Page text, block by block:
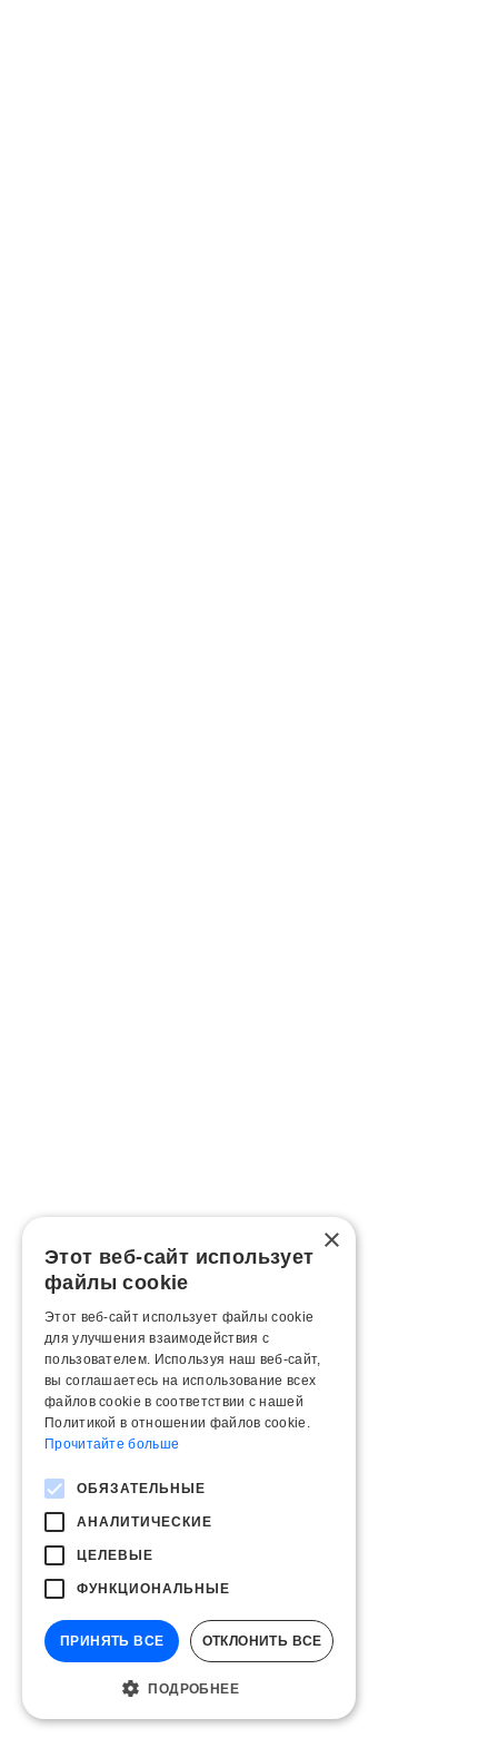
×
Этот веб-сайт использует
файлы cookie
Этот веб-сайт использует файлы cookie
для улучшения взаимодействия с
пользователем. Используя наш веб-сайт,
вы соглашаетесь на использование всех
файлов cookie в соответствии с нашей
Политикой в ​​отношении файлов cookie.
Прочитайте больше
ОБЯЗАТЕЛЬНЫЕ
АНАЛИТИЧЕСКИЕ
ЦЕЛЕВЫЕ
ФУНКЦИОНАЛЬНЫЕ
ПРИНЯТЬ ВСЕ ОТКЛОНИТЬ ВСЕ
ПОДРОБНЕЕ